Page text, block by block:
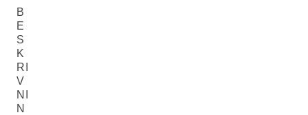
B
E
S
K
RI
V
NI
N